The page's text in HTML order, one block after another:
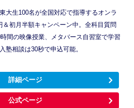
大生100名が全国対応で指導するオンラ
＆初月半額キャンペーン中。全科目質問
間の映像授業、メタバース自習室で学習
塾相談は30秒で申込可能。
詳細ページ
公式ページ